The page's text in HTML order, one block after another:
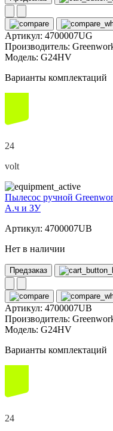
Артикул: 4700007UG
Производитель:
Модель: G24HV
Варианты комплектаций
24
volt
Пылесос ручной
А.ч и ЗУ
Артикул: 4700007UB
Нет в наличии
Предзаказ
Артикул: 4700007UB
Производитель:
Модель: G24HV
Варианты комплектаций
24